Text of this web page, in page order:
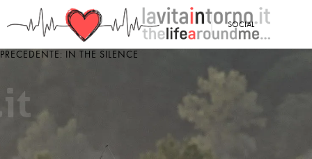
SOCIAL
PRECEDENTE: IN THE SILENCE